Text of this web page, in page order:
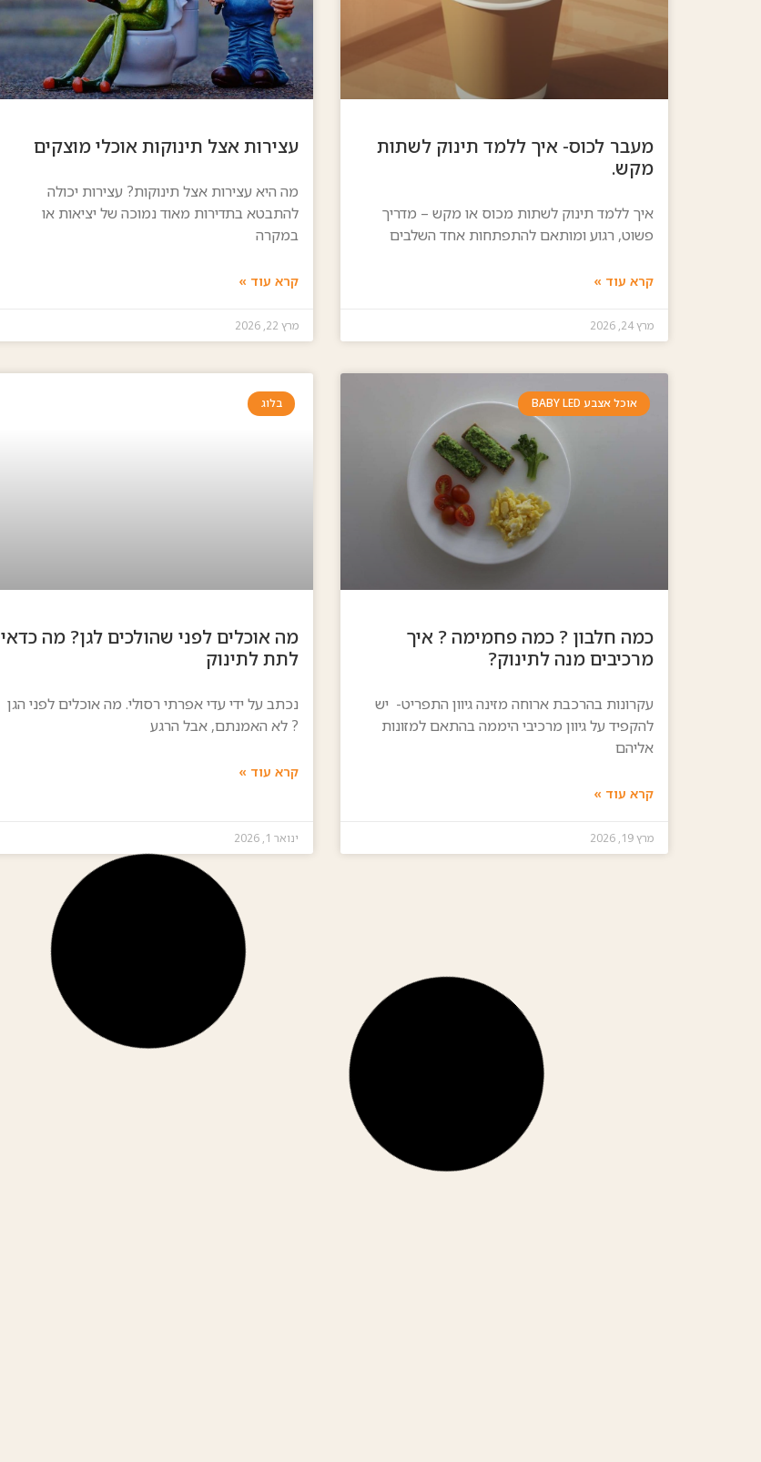
מעבר לכוס- איך ללמד תינוק לשתות
מקש.
איך ללמד תינוק לשתות מכוס או מקש – מדריך
פשוט, רגוע ומותאם להתפתחות אחד השלבים
קרא עוד »
מרץ 24, 2026
עצירות אצל תינוקות אוכלי מוצקים
מה היא עצירות אצל תינוקות? עצירות יכולה
להתבטא בתדירות מאוד נמוכה של יציאות או
במקרה
קרא עוד »
מרץ 22, 2026
אוכל אצבע BABY LED
כמה חלבון ? כמה פחמימה ? איך
מרכיבים מנה לתינוק?
עקרונות בהרכבת ארוחה מזינה גיוון התפריט- יש
להקפיד על גיוון מרכיבי היממה בהתאם למזונות
אליהם
קרא עוד »
מרץ 19, 2026
בלוג
מה אוכלים לפני שהולכים לגן? מה כדאי
לתת לתינוק
נכתב על ידי עדי אפרתי רסולי. מה אוכלים לפני הגן
? לא האמנתם, אבל הרגע
קרא עוד »
ינואר 1, 2026